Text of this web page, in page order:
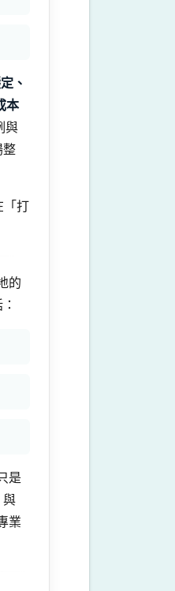
、
本
與
整
「打
的
是
與
業